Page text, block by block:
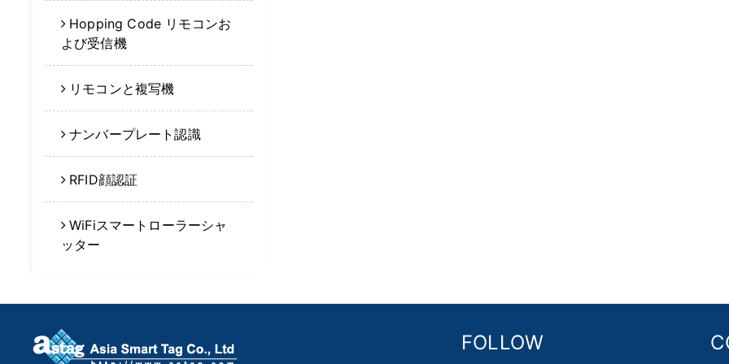
Hopping Code リモコンお
よび受信機
リモコンと複写機
ナンバープレート認識
RFID顔認証
WiFiスマートローラーシャ
ッター
FOLLOW